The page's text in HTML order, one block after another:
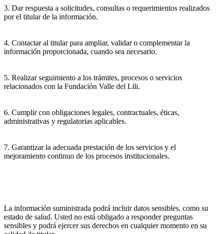
3. Dar respuesta a solicitudes, consultas o requerimientos realizados
por el titular de la información.
4. Contactar al titular para ampliar, validar o complementar la
información proporcionada, cuando sea necesario.
5. Realizar seguimiento a los trámites, procesos o servicios
relacionados con la Fundación Valle del Lili.
6. Cumplir con obligaciones legales, contractuales, éticas,
administrativas y regulatorias aplicables.
7. Garantizar la adecuada prestación de los servicios y el
mejoramiento continuo de los procesos institucionales.
La información suministrada podrá incluir datos sensibles, como su
estado de salud. Usted no está obligado a responder preguntas
sensibles y podrá ejercer sus derechos en cualquier momento en su